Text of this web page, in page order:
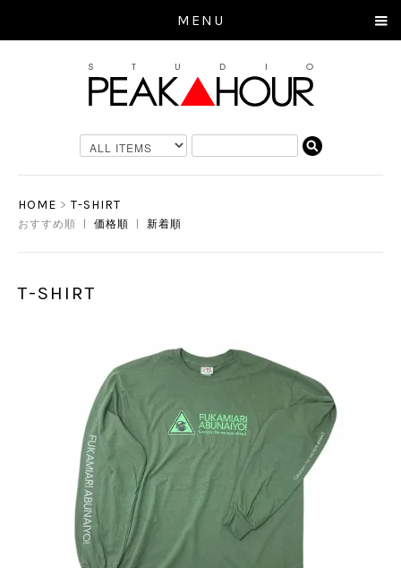
MENU
HOME > T-SHIRT
おすすめ順 | 価格順 新着順
T-SHIRT